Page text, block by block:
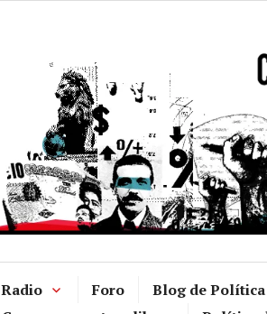
Radio Foro Blog de Política